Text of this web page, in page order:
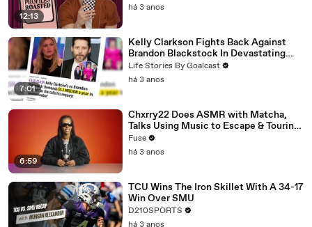
12:13
há 3 anos
7:01
Kelly Clarkson Fights Back Against
Brandon Blackstock In Devastating
Divorce Battle
Life Stories By Goalcast
há 3 anos
6:59
Chxrry22 Does ASMR with Matcha,
Talks Using Music to Escape & Touring
with The Weeknd
Fuse
há 3 anos
TCU Wins The Iron Skillet With A 34-17
Win Over SMU
D210SPORTS